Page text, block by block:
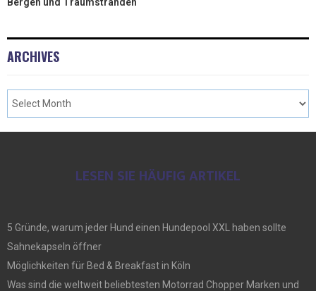
ARCHIVES
LESEN SIE HÄUFIG ARTIKEL
5 Gründe, warum jeder Hund einen Hundepool XXL haben sollte
Sahnekapseln öffner
Möglichkeiten für Bed & Breakfast in Köln
Was sind die weltweit beliebtesten Motorrad Chopper Marken und